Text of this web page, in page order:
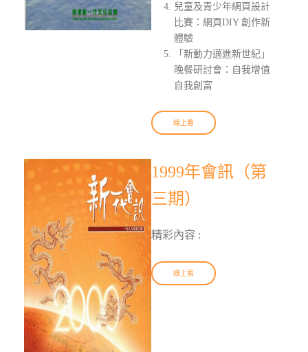
兒童及青少年網頁設計
比賽：網頁DIY 創作新
體驗
「新動力邁進新世紀」
晚餐研討會：自我增值
自我創富
線上看
1999年會訊（第
三期）
精彩內容 :
線上看